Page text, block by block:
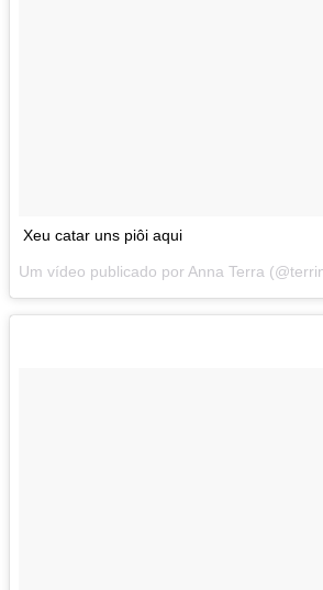
Xeu catar uns piôi aqui
Um vídeo publicado por Anna Terra